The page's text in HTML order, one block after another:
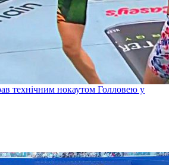
технічним нокаутом Голловею у